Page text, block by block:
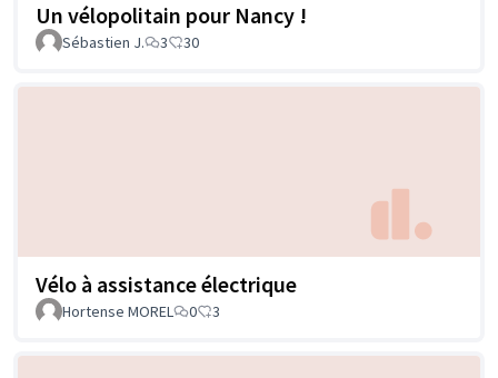
Un vélopolitain pour Nancy !
Sébastien J. 3 30
Vélo à assistance électrique
Hortense MOREL 0 3